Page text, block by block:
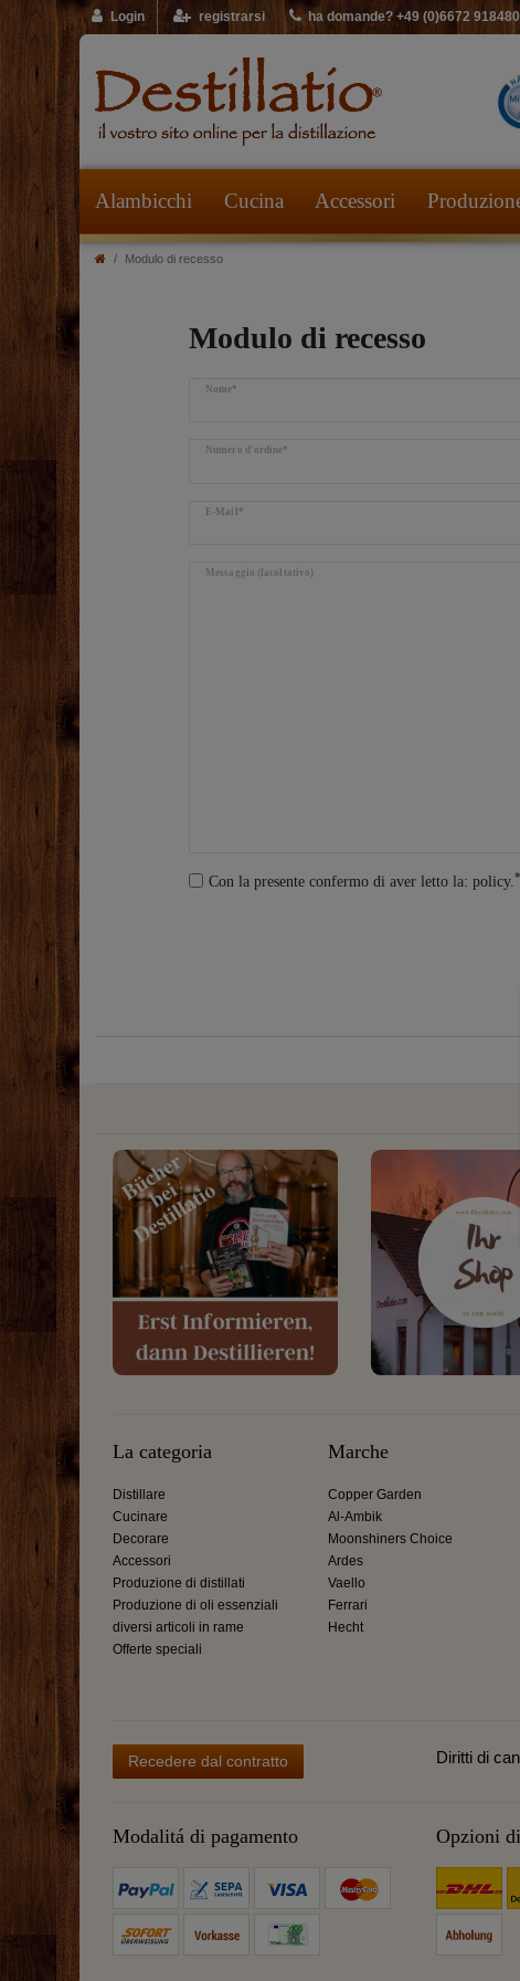
Login registrarsi ha domande? +49 (0)6672 918480
Alambicchi Cucina Accessori
Modulo di recesso
Modulo di recesso
Nome*
Numero d'ordine*
E-Mail*
Messaggio (facoltativo)
Con la presente confermo di aver letto la: policy.*
La categoria
Distillare
Cucinare
Decorare
Accessori
Produzione di distillati
Produzione di oli essenziali
diversi articoli in rame
Offerte speciali
Marche
Copper Garden
Al-Ambik
Moonshiners Choice
Ardes
Vaello
Ferrari
Hecht
Recedere dal contratto Diritti di
Modalitá di pagamento Opzioni